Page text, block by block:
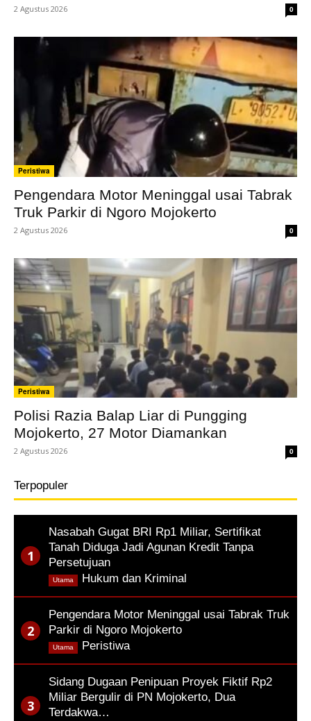
2 Agustus 2026 0
Peristiwa
Pengendara Motor Meninggal usai Tabrak
Truk Parkir di Ngoro Mojokerto
2 Agustus 2026 0
Peristiwa
Polisi Razia Balap Liar di Pungging
Mojokerto, 27 Motor Diamankan
2 Agustus 2026 0
Terpopuler
Nasabah Gugat BRI Rp1 Miliar, Sertifikat
Tanah Diduga Jadi Agunan Kredit Tanpa
Persetujuan
Hukum dan Kriminal
Utama
Pengendara Motor Meninggal usai Tabrak Truk
Parkir di Ngoro Mojokerto
Peristiwa,
Utama
Sidang Dugaan Penipuan Proyek Fiktif Rp2
Miliar Bergulir di PN Mojokerto, Dua
Terdakwa…